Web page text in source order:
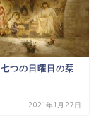
つの日曜日の栞
2021年1月27日